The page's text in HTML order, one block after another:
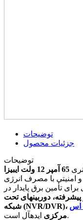
توضیحات
جزئیات محصول
توضیحات
امنیتی با مصرف انرژی
تأمین برق پایدار در
پیشرفته، دوربینهای تحت
شبکه (NVR/DVR)،
مرکزیایدهآل است.